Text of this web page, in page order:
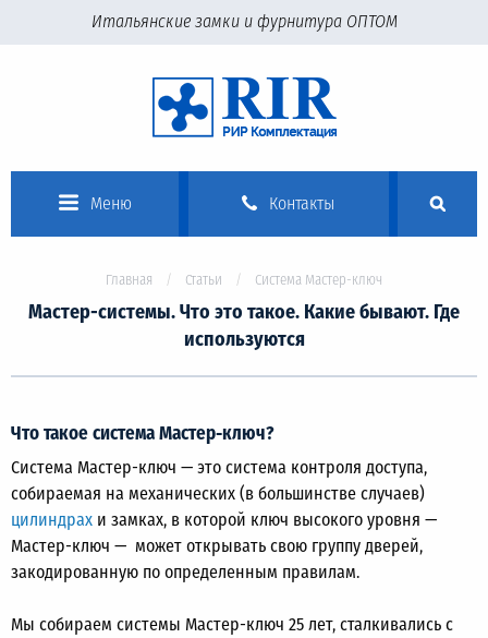
Итальянские замки и фурнитура ОПТОМ
Меню Контакты
Главная Статьи Система Мастер-ключ
Мастер-системы. Что это такое. Какие бывают. Где
используются
Что такое система Мастер-ключ?
Система Мастер-ключ — это система контроля доступа,
собираемая на механических (в большинстве случаев)
цилиндрах и замках, в которой ключ высокого уровня —
Мастер-ключ — может открывать свою группу дверей,
закодированную по определенным правилам.
Мы собираем системы Мастер-ключ 25 лет, сталкивались с